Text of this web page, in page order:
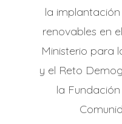
la
renovables en
Ministerio para
y el Reto
la